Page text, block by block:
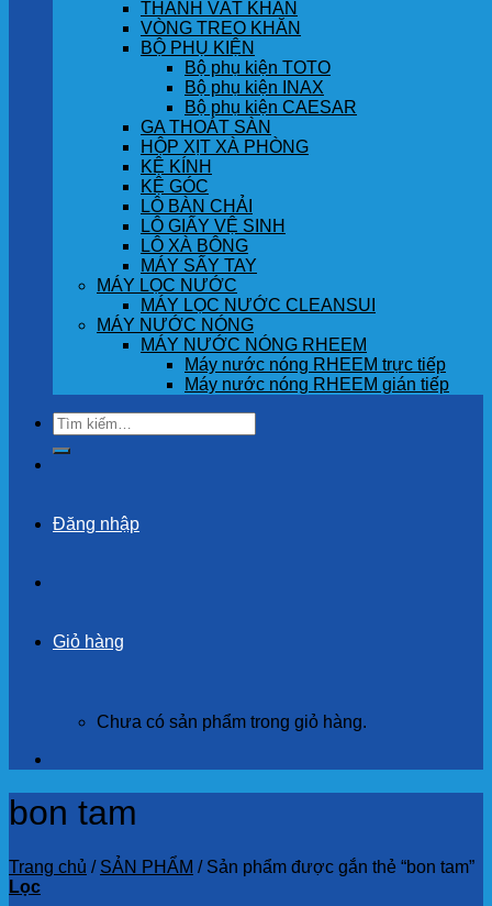
THANH VẮT KHĂN
VÒNG TREO KHĂN
BỘ PHỤ KIỆN
Bộ phụ kiện TOTO
Bộ phụ kiện INAX
Bộ phụ kiện CAESAR
GA THOÁT SÀN
HỘP XỊT XÀ PHÒNG
KỆ KÍNH
KỆ GÓC
LÔ BÀN CHẢI
LÔ GIẤY VỆ SINH
LÔ XÀ BÔNG
MÁY SẤY TAY
MÁY LỌC NƯỚC
MÁY LỌC NƯỚC CLEANSUI
MÁY NƯỚC NÓNG
MÁY NƯỚC NÓNG RHEEM
Máy nước nóng RHEEM trực tiếp
Máy nước nóng RHEEM gián tiếp
Tìm
kiếm:
Đăng nhập
Giỏ hàng
Chưa có sản phẩm trong giỏ hàng.
bon tam
Trang chủ / SẢN PHẨM /Sản phẩm được gắn thẻ “bon tam”
Lọc